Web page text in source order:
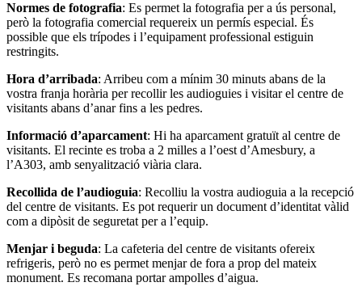
Normes de fotografia: Es permet la fotografia per a ús personal,
però la fotografia comercial requereix un permís especial. És
possible que els trípodes i l’equipament professional estiguin
restringits.
Hora d’arribada: Arribeu com a mínim 30 minuts abans de la
vostra franja horària per recollir les audioguies i visitar el centre de
visitants abans d’anar fins a les pedres.
Informació d’aparcament: Hi ha aparcament gratuït al centre de
visitants. El recinte es troba a 2 milles a l’oest d’Amesbury, a
l’A303, amb senyalització viària clara.
Recollida de l’audioguia: Recolliu la vostra audioguia a la recepció
del centre de visitants. Es pot requerir un document d’identitat vàlid
com a dipòsit de seguretat per a l’equip.
Menjar i beguda: La cafeteria del centre de visitants ofereix
refrigeris, però no es permet menjar de fora a prop del mateix
monument. Es recomana portar ampolles d’aigua.